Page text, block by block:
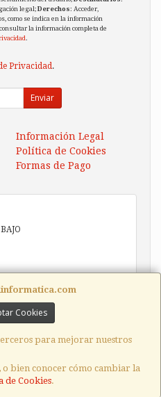
Cookies
para mejorar nuestros
bien conocer cómo cambiar la
de Cookies.
legal;Derechos: Acceder,
como se indica en la información
la información completa de
.
Privacidad .
Enviar
Información Legal
Política de Cookies
Formas de Pago
B73123127 - Tfno: